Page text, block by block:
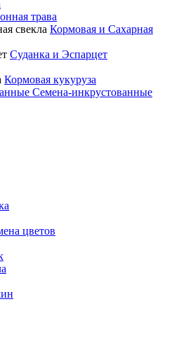
трава
Кормовая и Сахарная
Суданка и Эспарцет
Кормовая кукуруза
Семена-инкрустованные
цветов